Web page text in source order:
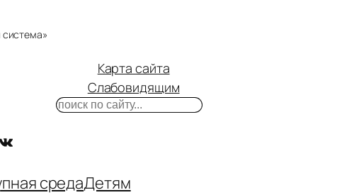
Карта сайта
Слабовидящим
Поиск
средаДетям